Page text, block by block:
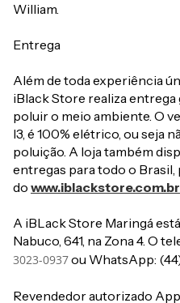
William.
Entrega
Além de toda experiência
iBlack Store realiza entrega
poluir o meio ambiente. O
I3, é 100% elétrico, ou seja
poluição. A loja também
entregas para todo o Brasil,
do www.iblackstore.com.br
A iBLack Store Maringá
Nabuco, 641, na Zona 4. O
3023-0937ou WhatsApp:
Revendedor autorizado